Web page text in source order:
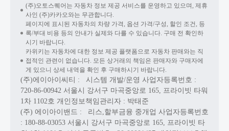
(주)오토스퀘어는 자동차 정보 제공 서비스를 운영하고 있으며, 제휴
사인 (주)카카오와는 무관합니다.
페이지에 표시된 자동차의 차량 가격, 옵션 가격/구성, 할인 조건, 등
록/부대 비용 등의 안내가 실제와 다를 수 있습니다. 구매 전 확인하
시기 바랍니다.
카위키는 자동차에 대한 정보 제공 플랫폼으로 자동차 판매와는 직
접적인 관련이 없습니다. 모든 상거래의 책임은 판매자와 구매자에
게 있으니 상세 내역을 확인 후 구매하시기 바랍니다.
(주)에이아이씨티 : 시스템 개발/운영 사업자등록번호 :
720-86-00942 서울시 강서구 마곡중앙로 165, 프라이빗 타워
1차 1102호 개인정보책임관리자 : 박태준
(주) 에이아이밴드 : 리스,할부금융 중개업 사업자등록번호
: 180-88-03053 서울시 강서구 마곡중앙로 165, 프라이빗 타